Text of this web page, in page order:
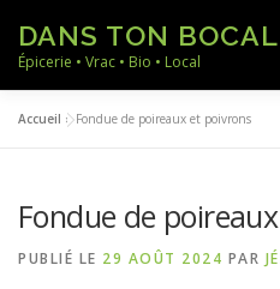
contenu
DANS TON BOCAL
Épicerie • Vrac • Bio • Local
NOTRE ACTUALITÉ A
Accueil »Fondue de poireaux et poivrons
Fondue de
PUBLIÉ LE 29 AOÛT 2024 PAR